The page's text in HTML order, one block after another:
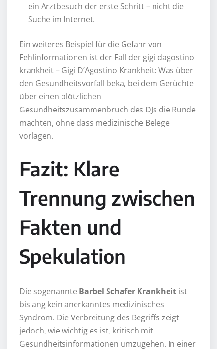
ein Arztbesuch der erste Schritt – nicht die
Suche im Internet.
Ein weiteres Beispiel für die Gefahr von
Fehlinformationen ist der Fall der gigi dagostino
krankheit – Gigi D’Agostino Krankheit: Was über
den Gesundheitsvorfall beka, bei dem Gerüchte
über einen plötzlichen
Gesundheitszusammenbruch des DJs die Runde
machten, ohne dass medizinische Belege
vorlagen.
Fazit: Klare
Trennung zwischen
Fakten und
Spekulation
Die sogenannte Barbel Schafer Krankheit ist
bislang kein anerkanntes medizinisches
Syndrom. Die Verbreitung des Begriffs zeigt
jedoch, wie wichtig es ist, kritisch mit
Gesundheitsinformationen umzugehen. In einer